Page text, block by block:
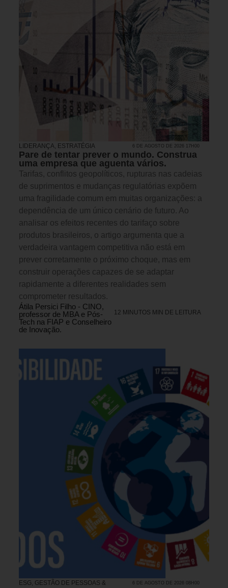
LIDERANÇA, ESTRATÉGIA 6 DE AGOSTO DE 2026 17H00
Pare de tentar prever o mundo. Construa
uma empresa que aguenta vários.
Tarifas, conflitos geopolíticos, rupturas nas cadeias
de suprimentos e mudanças regulatórias expõem
uma fragilidade comum em muitas organizações: a
dependência de um único cenário de futuro. Ao
analisar os efeitos recentes do tarifaço sobre
produtos brasileiros, o artigo argumenta que a
verdadeira vantagem competitiva não está em
prever corretamente o próximo choque, mas em
construir operações capazes de se adaptar
rapidamente a diferentes realidades sem
comprometer resultados.
Átila Persici Filho - CINO,
professor de MBA e Pós-
Tech na FIAP e Conselheiro
de Inovação.
12 MINUTOS MIN DE LEITURA
ESG, GESTÃO DE PESSOAS &
6 DE AGOSTO DE 2026 08H00